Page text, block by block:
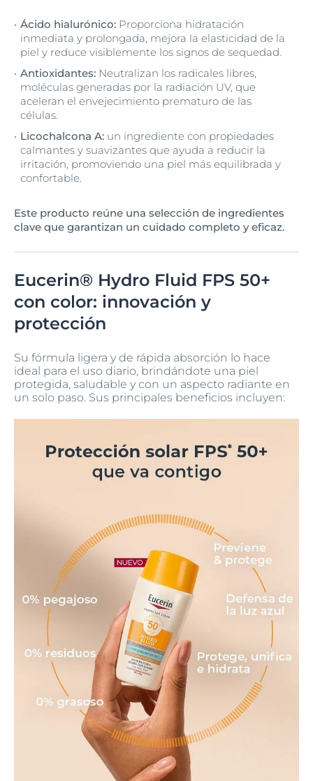
Ácido hialurónico: Proporciona hidratación
inmediata y prolongada, mejora la elasticidad de la
piel y reduce visiblemente los signos de sequedad.
Antioxidantes: Neutralizan los radicales libres,
moléculas generadas por la radiación UV, que
aceleran el envejecimiento prematuro de las
células.
Licochalcona A: un ingrediente con propiedades
calmantes y suavizantes que ayuda a reducir la
irritación, promoviendo una piel más equilibrada y
confortable.
Este producto reúne una selección de ingredientes
clave que garantizan un cuidado completo y eficaz.
Eucerin® Hydro Fluid FPS 50+
con color: innovación y
protección
Su fórmula ligera y de rápida absorción lo hace
ideal para el uso diario, brindándote una piel
protegida, saludable y con un aspecto radiante en
un solo paso. Sus principales beneficios incluyen: